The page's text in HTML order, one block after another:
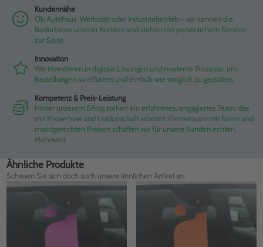
Kundennähe
Ob Autohaus, Werkstatt oder Industriebetrieb – wir kennen die
Bedürfnisse unserer Kunden und stehen mit persönlichem Service
zur Seite.
Innovation
Wir investieren in digitale Lösungen und moderne Prozesse, um
Bestellungen so effizient und einfach wie möglich zu gestalten.
Kompetenz & Preis-Leistung
Hinter unserem Erfolg stehen ein erfahrenes, engagiertes Team, das
mit Know-how und Leidenschaft arbeitet. Gemeinsam mit fairen und
marktgerechten Preisen schaffen wir für unsere Kunden echten
Mehrwert.
Ähnliche Produkte
Schauen Sie sich doch auch unsere ähnlichen Artikel an.